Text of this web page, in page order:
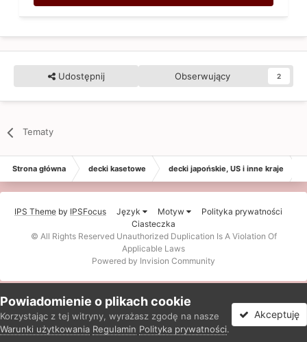
Udostępnij Obserwujący 2
Tematy
Strona główna decki kasetowe decki japońskie, US i inne kraje
IPS Theme by IPSFocus Język Motyw
Polityka prywatności
Ciasteczka
© All Rights Reserved Unauthorized Duplication Is A Violation Of
Applicable Laws
Powered by Invision Community
Powiadomienie o plikach cookie
Korzystając z tej witryny, wyrażasz zgodę na nasze
Warunki użytkowania Regulamin Polityka prywatności.
Akceptuję